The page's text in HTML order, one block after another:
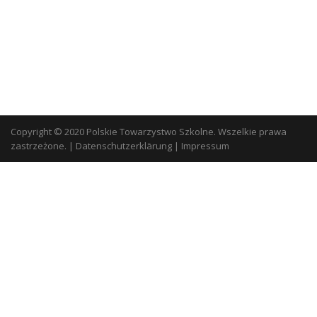
Copyright © 2020 Polskie Towarzystwo Szkolne. Wszelkie prawa
zastrzeżone. | Datenschutzerklärung | Impressum